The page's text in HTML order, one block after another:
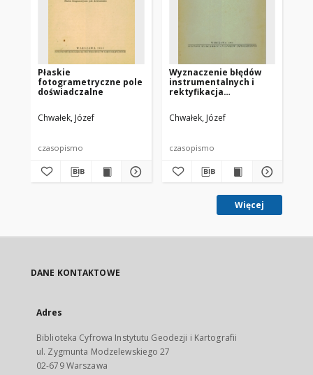
Płaskie
fotogrametryczne pole
doświadczalne
Chwałek, Józef
czasopismo
Wyznaczenie błędów
instrumentalnych i
rektyfikacja
radialnego P. W. O.
Chwałek, Józef
czasopismo
Więcej
DANE KONTAKTOWE
Adres
Biblioteka Cyfrowa Instytutu Geodezji i Kartografii
ul. Zygmunta Modzelewskiego 27
02-679 Warszawa